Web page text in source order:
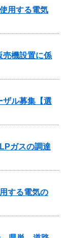
用する電気
売機設置に係
ザル募集【選
ガスの調達
する電気の